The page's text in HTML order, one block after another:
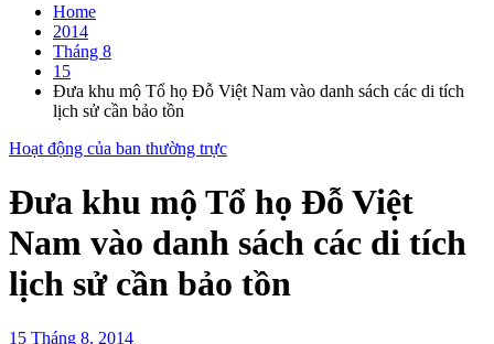
Home
2014
Tháng 8
15
Đưa khu mộ Tổ họ Đỗ Việt Nam vào danh sách các di tích
lịch sử cần bảo tồn
Hoạt động của ban thường trực
Đưa khu mộ Tổ họ Đỗ Việt
Nam vào danh sách các di tích
lịch sử cần bảo tồn
15 Tháng 8, 2014